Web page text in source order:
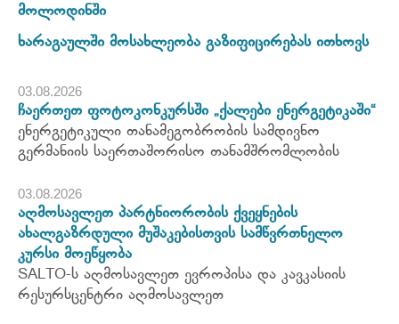
მოლოდინში
ხარაგაულში მოსახლეობა გაზიფიცირებას ითხოვს
03.08.2026
ჩაერთეთ ფოტოკონკურსში „ქალები ენერგეტიკაში“
ენერგეტიკული თანამეგობრობის სამდივნო
გერმანიის საერთაშორისო თანამშრომლობის
03.08.2026
აღმოსავლეთ პარტნიორობის ქვეყნების
ახალგაზრდული მუშაკებისთვის სამწვრთნელო
კურსი მოეწყობა
SALTO-ს აღმოსავლეთ ევროპისა და კავკასიის
რესურსცენტრი აღმოსავლეთ